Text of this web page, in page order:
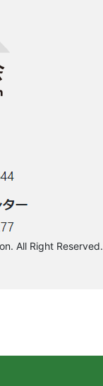
All Right Reserved.